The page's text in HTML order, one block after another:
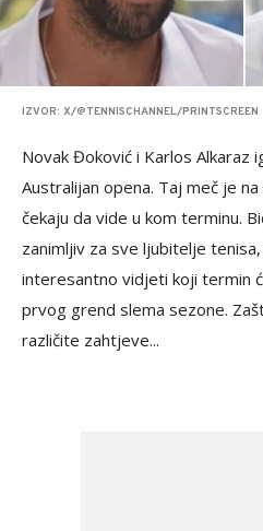
IZVOR: X/@TENNISCHANNEL/PRINTSCREEN
Novak Đoković i Karlos Alkaraz
Australijan opena. Taj meč je
čekaju da vide u kom terminu.
zanimljiv za sve ljubitelje
interesantno vidjeti koji termin
prvog grend slema sezone.
različite zahtjeve...